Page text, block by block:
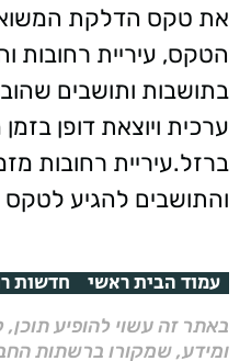
את טקס הדלקת
הטקס, עיריית רחובות
בתושבות ותושבים
ערכית ויוצאת דופן
ברזל.עיריית רחובות
והתושבים להגיע לטקס
עמוד הבית ראשי חדשות
באתר זה עשוי להופיע
ומידע, שמקורו ברשתות